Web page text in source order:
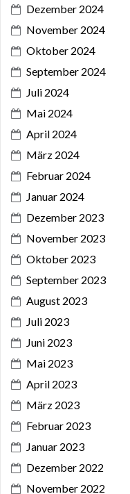
Dezember 2024
November 2024
Oktober 2024
September 2024
Juli 2024
Mai 2024
April 2024
März 2024
Februar 2024
Januar 2024
Dezember 2023
November 2023
Oktober 2023
September 2023
August 2023
Juli 2023
Juni 2023
Mai 2023
April 2023
März 2023
Februar 2023
Januar 2023
Dezember 2022
November 2022